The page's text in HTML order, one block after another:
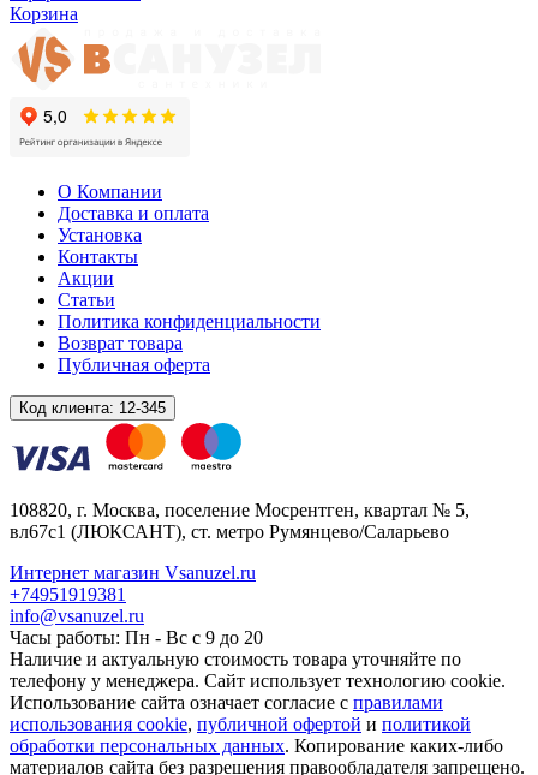
Корзина
О Компании
Доставка и оплата
Установка
Контакты
Акции
Статьи
Политика конфиденциальности
Возврат товара
Публичная оферта
Код клиента: 12-345
108820, г. Москва, поселение Мосрентген, квартал № 5,
вл67с1 (ЛЮКСАНТ), ст. метро Румянцево/Саларьево
Интернет магазин Vsanuzel.ru
+74951919381
info@vsanuzel.ru
Часы работы: Пн - Вс с 9 до 20
Наличие и актуальную стоимость товара уточняйте по
телефону у менеджера. Сайт использует технологию cookie.
Использование сайта означает согласие с правилами
использования cookie, публичной офертой и политикой
обработки персональных данных. Копирование каких-либо
материалов сайта без разрешения правообладателя запрещено.